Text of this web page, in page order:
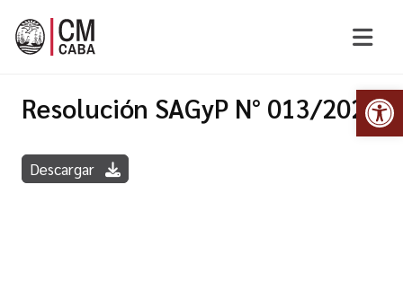
Resolución SAGyP N° 013/2022
Descargar